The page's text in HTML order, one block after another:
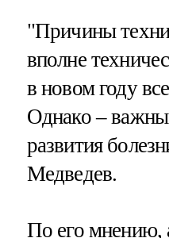
"Причины
вполне
в новом году
Однако –
развития
Медведев.
По его мнению,